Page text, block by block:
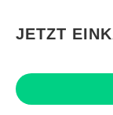
Sollten
(Teil1)
JETZT